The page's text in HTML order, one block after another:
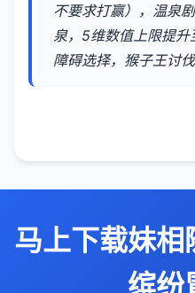
不要求打赢），温泉
泉，5维数值上限提
障碍选择，猴子王讨
马上下载妹相
缤纷